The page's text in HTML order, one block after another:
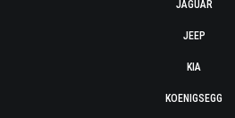
JAGUAR
JEEP
KIA
KOENIGSEGG